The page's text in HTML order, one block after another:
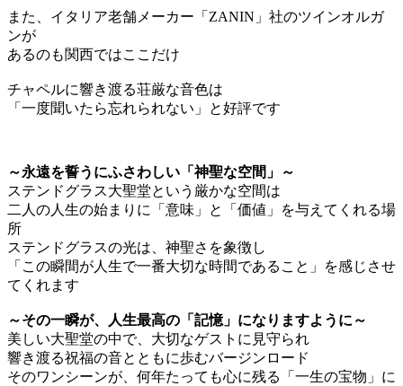
また、イタリア老舗メーカー「ZANIN」社のツインオルガ
ンが
あるのも関西ではここだけ
チャペルに響き渡る荘厳な音色は
「一度聞いたら忘れられない」と好評です
～永遠を誓うにふさわしい「神聖な空間」～
ステンドグラス大聖堂という厳かな空間は
二人の人生の始まりに「意味」と「価値」を与えてくれる場
所
ステンドグラスの光は、神聖さを象徴し
「この瞬間が人生で一番大切な時間であること」を感じさせ
てくれます
～その一瞬が、人生最高の「記憶」になりますように～
美しい大聖堂の中で、大切なゲストに見守られ
響き渡る祝福の音とともに歩むバージンロード
そのワンシーンが、何年たっても心に残る「一生の宝物」に